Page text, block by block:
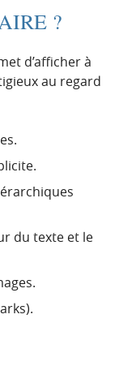
?
d’afficher à
au regard
du texte et le